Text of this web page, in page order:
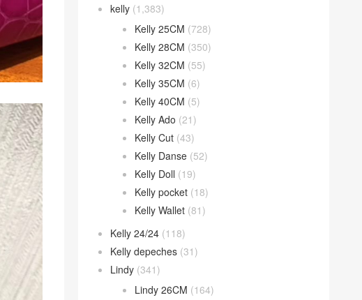
kelly (1,383)
Kelly 25CM (728)
Kelly 28CM (350)
Kelly 32CM (55)
Kelly 35CM (6)
Kelly 40CM (5)
Kelly Ado (21)
Kelly Cut (43)
Kelly Danse (52)
Kelly Doll (19)
Kelly pocket (18)
Kelly Wallet (81)
Kelly 24/24 (118)
Kelly depeches (31)
Lindy (341)
Lindy 26CM (164)